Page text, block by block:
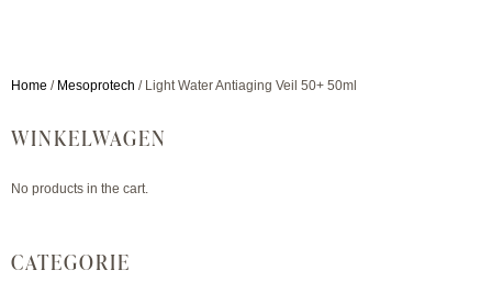
Home / Mesoprotech / Light Water Antiaging Veil 50+ 50ml
WINKELWAGEN
No products in the cart.
CATEGORIE